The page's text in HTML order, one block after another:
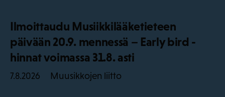
Ilmoittaudu Musiikkilääketieteen
päivään 20.9. mennessä – Early bird -
hinnat voimassa 31.8. asti
7.8.2026 Muusikkojen liitto